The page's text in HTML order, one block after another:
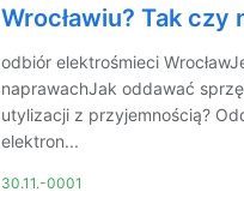
Wrocławiu? Tak czy
odbiór elektrośmieci
naprawachJak oddawać
utylizacji z przyjemnością?
elektron...
30.11.-0001